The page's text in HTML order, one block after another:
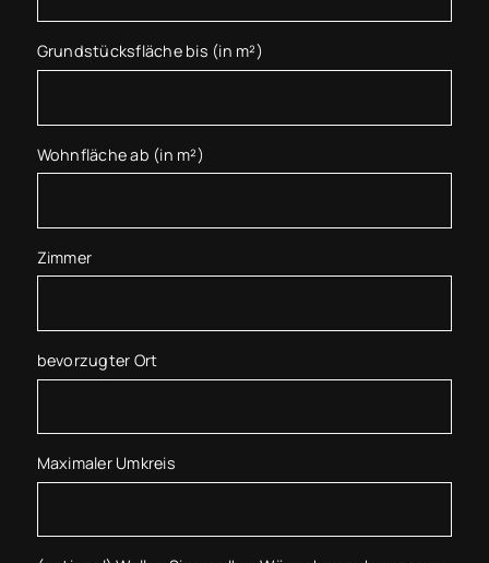
Grundstücksfläche bis (in m²)
Wohnfläche ab (in m²)
Zimmer
bevorzugter Ort
Maximaler Umkreis